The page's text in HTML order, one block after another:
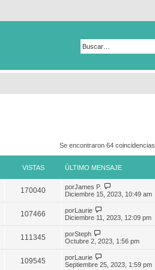
Se encontraron 64 coincidencias
VISTAS ÚLTIMO MENSAJE
170040 porJames P.
Diciembre 15, 2023, 10:49 am
107466 porLaurie
Diciembre 11, 2023, 12:09 pm
111345 porSteph
Octubre 2, 2023, 1:56 pm
109545 porLaurie
Septiembre 25, 2023, 1:59 pm